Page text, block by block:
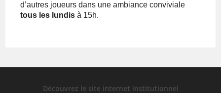
d’autres joueurs dans une ambiance conviviale
tous les lundis à 15h.
Découvrez le site internet institutionnel